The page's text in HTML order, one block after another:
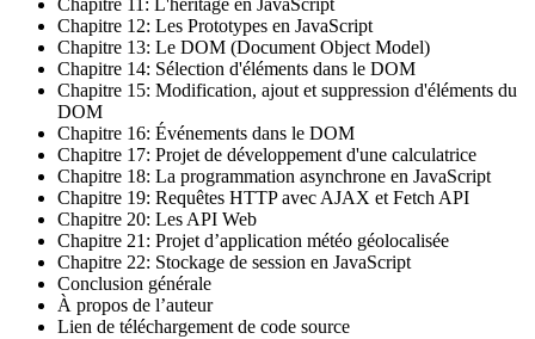
Chapitre 11: L'héritage en JavaScript
Chapitre 12: Les Prototypes en JavaScript
Chapitre 13: Le DOM (Document Object Model)
Chapitre 14: Sélection d'éléments dans le DOM
Chapitre 15: Modification, ajout et suppression d'éléments du
DOM
Chapitre 16: Événements dans le DOM
Chapitre 17: Projet de développement d'une calculatrice
Chapitre 18: La programmation asynchrone en JavaScript
Chapitre 19: Requêtes HTTP avec AJAX et Fetch API
Chapitre 20: Les API Web
Chapitre 21: Projet d’application météo géolocalisée
Chapitre 22: Stockage de session en JavaScript
Conclusion générale
À propos de l’auteur
Lien de téléchargement de code source